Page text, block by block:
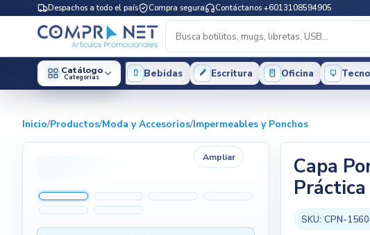
Despachos a todo el país Compra segura Contáctanos +6013108594905
Catálogo
Categorias Bebidas Escritura Oficina
Inicio/Productos/Moda y Accesorios/Impermeables y Ponchos
Ampliar
Capa
Práctica
SKU: CPN-